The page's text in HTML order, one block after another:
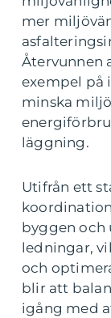
mer
Återvunnen
exempel på
minska
läggning.
Utifrån ett
byggen och
ledningar,
och
blir att
igång med